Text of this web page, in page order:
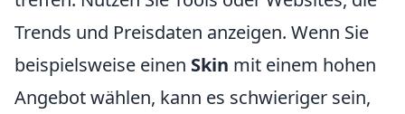
Trends und Preisdaten anzeigen. Wenn Sie
beispielsweise einen Skin mit einem hohen
Angebot wählen, kann es schwieriger sein,